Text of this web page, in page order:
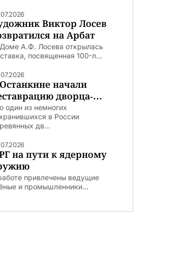
Виктор Лосев
на Арбат
А.Ф. Лосева открылась
посвященная 100-л...
начали
дворца-
один из немногих
в России
дв...
на пути к ядерному
привлечены ведущие
и промышленники...